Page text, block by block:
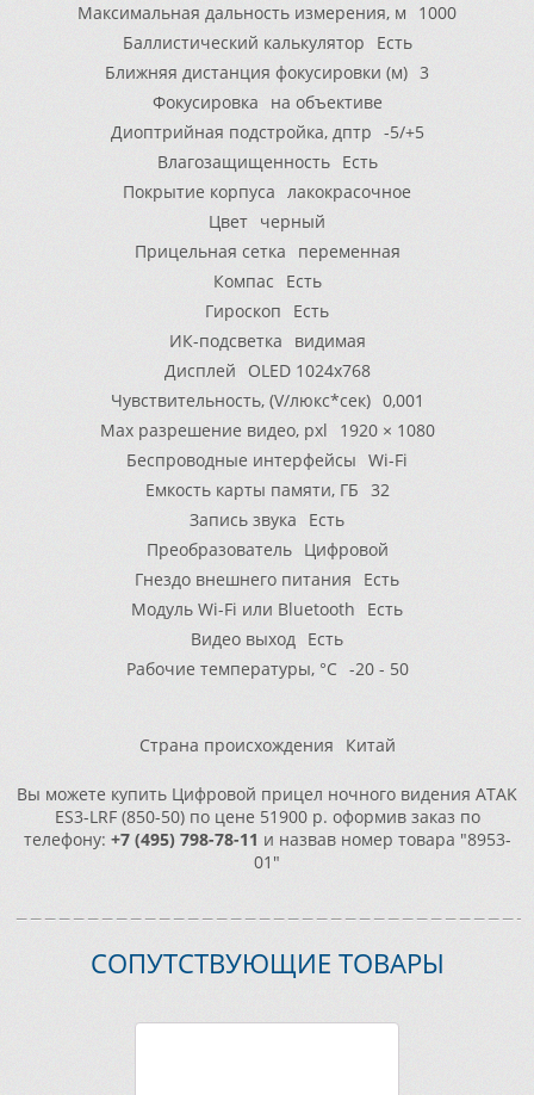
Максимальная дальность измерения, м
1000
Баллистический калькулятор
Есть
Ближняя дистанция фокусировки (м) 3
Фокусировка
на объективе
Диоптрийная подстройка, дптр -5/+5
Влагозащищенность
Есть
Покрытие корпуса лакокрасочное
Цвет черный
Прицельная сетка
переменная
Компас
Есть
Гироскоп
Есть
ИК-подсветка
видимая
Дисплей
OLED 1024х768
Чувствительность, (V/люкс*сек) 0,001
Max разрешение видео, pxl
1920 × 1080
Беспроводные интерфейсы Wi-Fi
Емкость карты памяти, ГБ 32
Запись звука
Есть
Преобразователь
Цифровой
Гнездо внешнего питания
Есть
Модуль Wi-Fi или Bluetooth
Есть
Видео выход Есть
Рабочие температуры, °С -20 - 50
Страна происхождения Китай
Вы можете купить Цифровой прицел ночного видения ATAK
ES3-LRF (850-50) по цене 51900 р. оформив заказ по
телефону: +7 (495) 798-78-11 и назвав номер товара "8953-
01"
СОПУТСТВУЮЩИЕ ТОВАРЫ